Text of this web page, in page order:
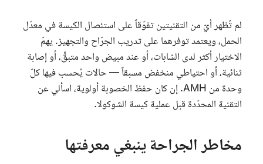
لم تُظهر أيّ من التقنيتين تفوّقاً على استئصال الكيسة في معدّل
الحمل، ويعتمد توفرهما على تدريب الجرّاح والتجهيز. يهمّ
الاختيار أكثر لدى الشابات، أو عند مبيض واحد متبقٍّ، أو إصابة
ثنائية، أو احتياطي منخفض مسبقاً — حالات يُحسب فيها كلّ
وحدة من AMH. إن كان حفظ الخصوبة أولوية، اسألي عن
التقنية المحدّدة قبل عملية كيسة الشوكولا.
مخاطر الجراحة ينبغي معرفتها